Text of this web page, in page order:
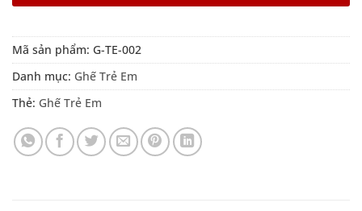
Mã sản phẩm: G-TE-002
Danh mục: Ghế Trẻ Em
Thẻ: Ghế Trẻ Em